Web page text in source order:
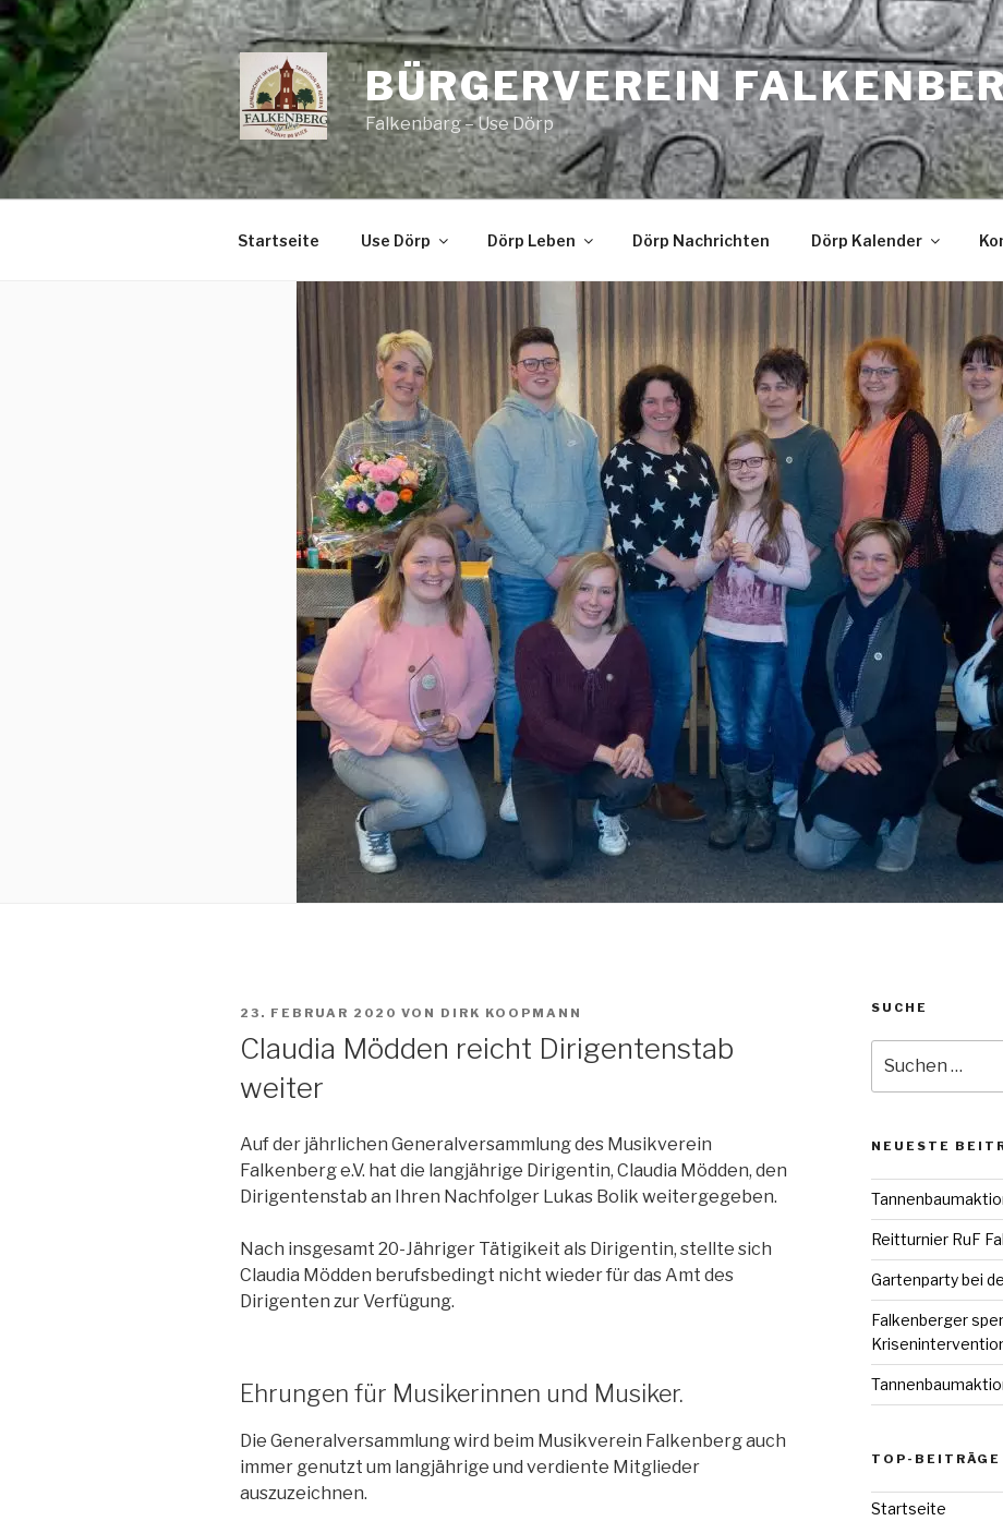
Zum
Inhalt
springen
BÜRGERVEREIN
Falkenbarg – Use Dörp
Startseite Use Dörp Dörp Leben Dörp Nachrichten Dörp Kalender
VERÖFFENTLICHT
AM
23. FEBRUAR 2020 VON DIRK KOOPMANN
Claudia Mödden reicht Dirigentenstab
weiter
Auf der jährlichen Generalversammlung des Musikverein
Falkenberg e.V. hat die langjährige Dirigentin, Claudia Mödden, den
Dirigentenstab an Ihren Nachfolger Lukas Bolik weitergegeben.
Nach insgesamt 20-Jähriger Tätigikeit als Dirigentin, stellte sich
Claudia Mödden berufsbedingt nicht wieder für das Amt des
Dirigenten zur Verfügung.
Ehrungen für Musikerinnen und Musiker.
Die Generalversammlung wird beim Musikverein Falkenberg auch
immer genutzt um langjährige und verdiente Mitglieder
auszuzeichnen.
SUCHE
nach:
NEUESTE
Reitturnier RuF
Gartenparty bei
Falkenberger
TOP-
Startseite